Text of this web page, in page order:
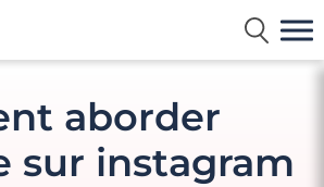
avec Meetic
aborder
sur instagram